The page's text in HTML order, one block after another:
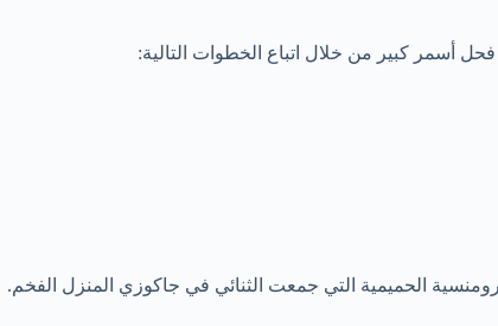
أسمر كبير من خلال اتباع الخطوات التالية:
الحميمية التي جمعت الثنائي في جاكوزي المنزل الفخم.